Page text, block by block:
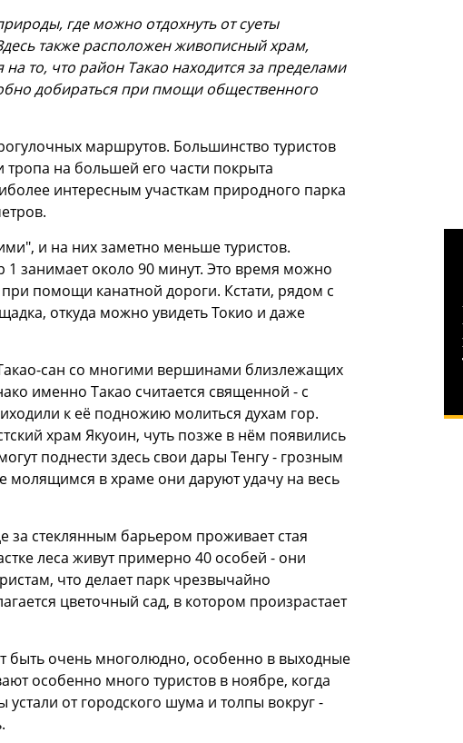
где можно отдохнуть от суеты
также расположен живописный храм,
то, что район Такао находится за пределами
добираться при пмощи общественного
маршрутов. Большинство туристов
на большей его части покрыта
интересным участкам природного парка
и на них заметно меньше туристов.
занимает около 90 минут. Это время можно
помощи канатной дороги. Кстати, рядом с
откуда можно увидеть Токио и даже
сан со многими вершинами близлежащих
именно Такао считается священной - с
к её подножию молиться духам гор.
храм Якуоин, чуть позже в нём появились
поднести здесь свои дары Тенгу - грозным
молящимся в храме они даруют удачу на весь
за стеклянным барьером проживает стая
леса живут примерно 40 особей - они
что делает парк чрезвычайно
цветочный сад, в котором произрастает
быть очень многолюдно, особенно в выходные
особенно много туристов в ноябре, когда
от городского шума и толпы вокруг -